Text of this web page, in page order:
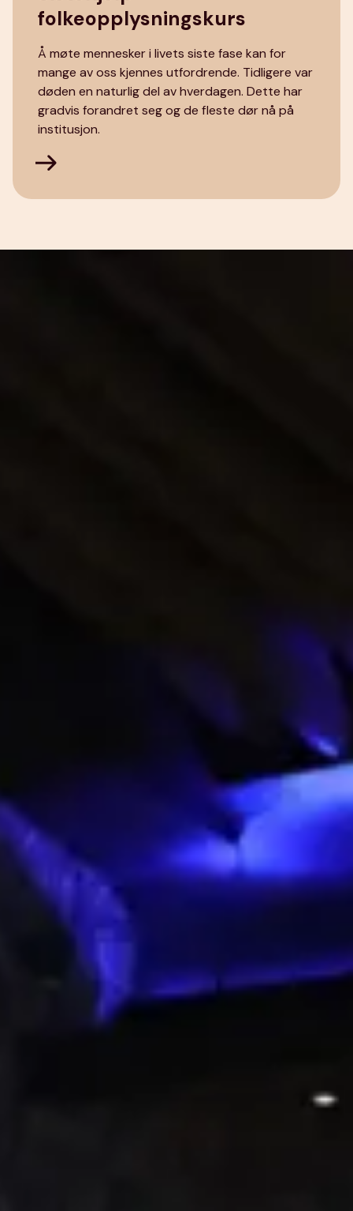
folkeopplysningskurs
Å møte mennesker i livets siste fase kan for
mange av oss kjennes utfordrende. Tidligere var
døden en naturlig del av hverdagen. Dette har
gradvis forandret seg og de fleste dør nå på
institusjon.